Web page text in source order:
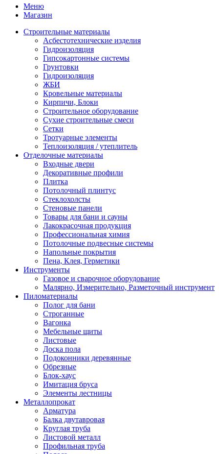
Меню
Магазин
Строительные материалы
Асбестотехнические изделия
Гидроизоляция
Гипсокартонные системы
Грунтовки
Гидроизоляция
ЖБИ
Кровельные материалы
Кирпичи, Блоки
Строительное оборудование
Сухие строительные смеси
Сетки
Тротуарные элементы
Теплоизоляция / утеплитель
Отделочные материалы
Входные двери
Декоративные профили
Плитка
Потолочный плинтус
Стеклохолсты
Стеновые панели
Товары для бани и сауны
Лакокрасочная продукция
Профессиональная химия
Потолочные подвесные системы
Напольные покрытия
Пена, Клея, Герметики
Инструменты
Газовое и сварочное оборудование
Малярно, Измерительно, Разметочный инструмент
Пиломатериалы
Полог для бани
Строганные
Вагонка
Мебельные щиты
Листовые
Доска пола
Подоконники деревянные
Обрезные
Блок-хаус
Имитация бруса
Элементы лестницы
Металлопрокат
Арматура
Балка двутавровая
Круглая труба
Листовой металл
Профильная труба